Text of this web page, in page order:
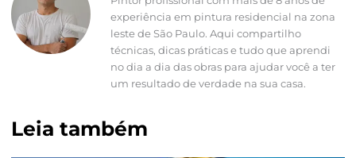
experiência em pintura residencial na zona
leste de São Paulo. Aqui compartilho
técnicas, dicas práticas e tudo que aprendi
no dia a dia das obras para ajudar você a ter
um resultado de verdade na sua casa.
Leia também